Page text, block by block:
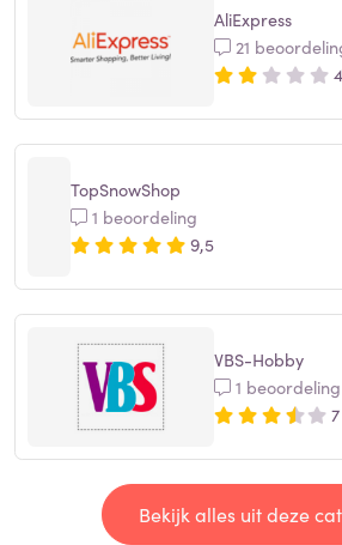
AliExpress
21
TopSnowShop
1 beoordeling
9,5
VBS-Hobby
1 beoordeling
7
Bekijk alles uit deze